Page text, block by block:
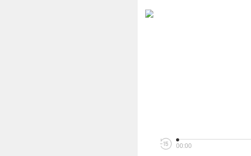
00:00